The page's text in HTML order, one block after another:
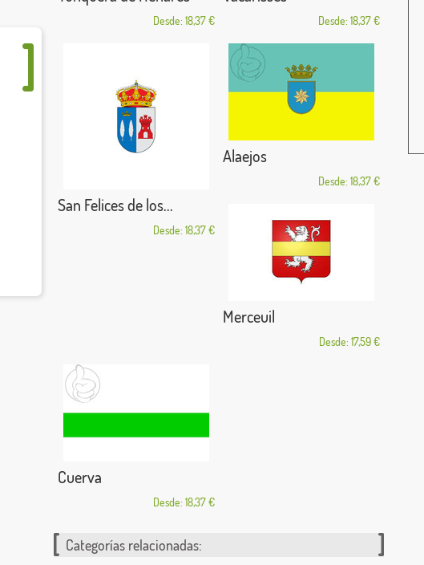
Desde: 18,37 € Desde: 18,37 €
San Felices de los...
Desde: 18,37 €
Alaejos
Desde: 18,37 €
Merceuil
Desde: 17,59 €
Cuerva
Desde: 18,37 €
Categorías relacionadas: